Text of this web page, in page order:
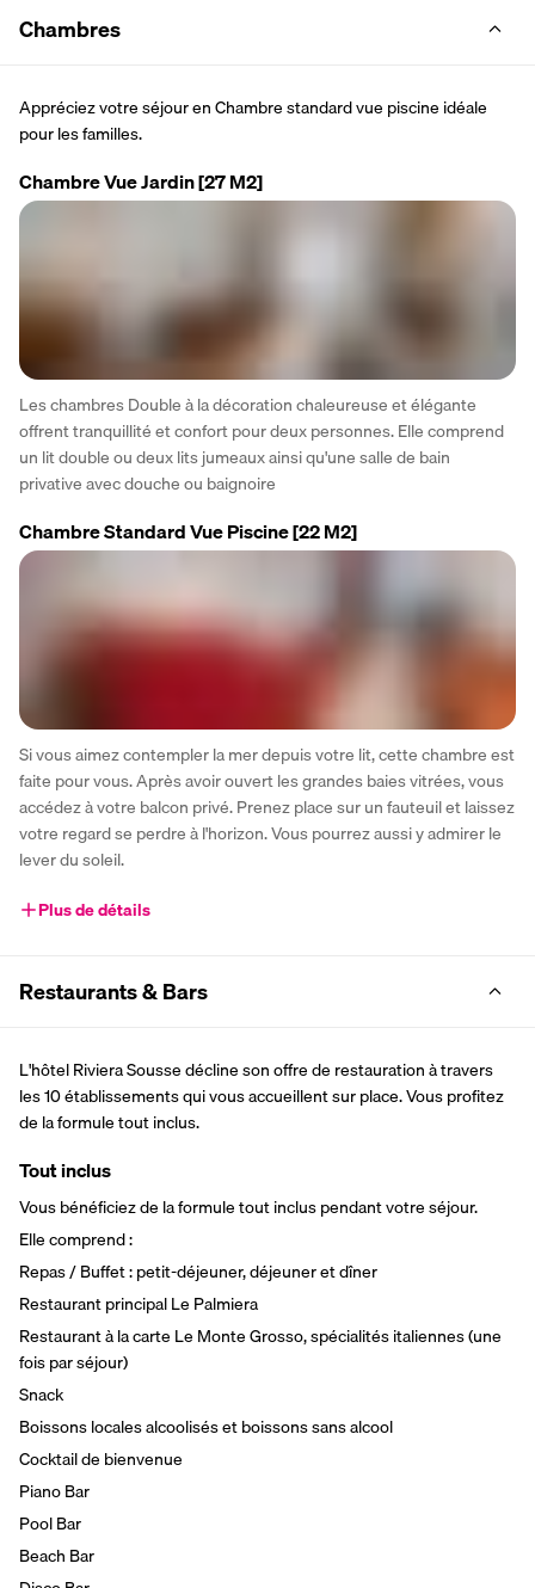
Chambres
Appréciez votre séjour en Chambre standard vue piscine idéale
pour les familles.
Chambre Vue Jardin[27 M2]
Les chambres Double à la décoration chaleureuse et élégante
offrent tranquillité et confort pour deux personnes. Elle comprend
un lit double ou deux lits jumeaux ainsi qu'une salle de bain
privative avec douche ou baignoire
Chambre Standard Vue Piscine[22 M2]
Si vous aimez contempler la mer depuis votre lit, cette chambre est
faite pour vous. Après avoir ouvert les grandes baies vitrées, vous
accédez à votre balcon privé. Prenez place sur un fauteuil et laissez
votre regard se perdre à l'horizon. Vous pourrez aussi y admirer le
lever du soleil.
Plus de détails
Restaurants & Bars
L'hôtel Riviera Sousse décline son offre de restauration à travers
les 10 établissements qui vous accueillent sur place. Vous profitez
de la formule tout inclus.
Tout inclus
Vous bénéficiez de la formule tout inclus pendant votre séjour.
Elle comprend :
Repas / Buffet : petit-déjeuner, déjeuner et dîner
Restaurant principal Le Palmiera
Restaurant à la carte Le Monte Grosso, spécialités italiennes (une
fois par séjour)
Snack
Boissons locales alcoolisés et boissons sans alcool
Cocktail de bienvenue
Piano Bar
Pool Bar
Beach Bar